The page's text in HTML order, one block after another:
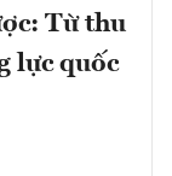
Từ thu
lực quốc